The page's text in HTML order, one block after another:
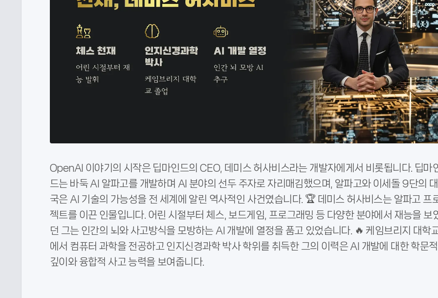
OpenAI 이야기의 시작은 딥마인드의 CEO, 데미스 허사비스라는 개발자에게서 비롯됩니다. 딥마
드는 바둑 AI 알파고를 개발하며 AI 분야의 선두 주자로 자리매김했으며, 알파고와 이세돌 9단의 대
국은 AI 기술의 가능성을 전 세계에 알린 역사적인 사건였습니다. 🏆 데미스 허사비스는 알파고 프
젝트를 이끈 인물입니다. 어린 시절부터 체스, 보드게임, 프로그래밍 등 다양한 분야에서 재능을 보
던 그는 인간의 뇌와 사고방식을 모방하는 AI 개발에 열정을 품고 있었습니다. 🔥 케임브리지 대학
에서 컴퓨터 과학을 전공하고 인지신경과학 박사 학위를 취득한 그의 이력은 AI 개발에 대한 학문적
깊이와 융합적 사고 능력을 보여줍니다.